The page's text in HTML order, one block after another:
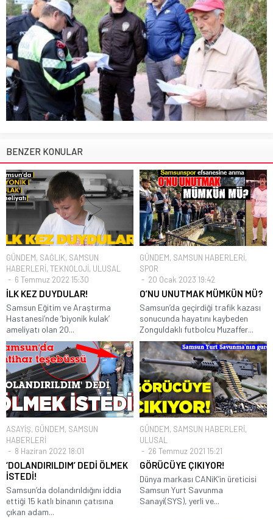
BENZER KONULAR
GÜNDEM, SAĞLIK, SAMSUN
HABERLERİ, TEKNOLOJİ, ULUSAL
6 Temmuz 2022 15:30
İLK KEZ DUYDULAR!
Samsun Eğitim ve Araştırma
Hastanesi’nde ‘biyonik kulak’
ameliyatı olan 20...
GÜNDEM, SAMSUN HABERLERİ,
SPOR
20 Ocak 2023 19:42
O’NU UNUTMAK MÜMKÜN MÜ?
Samsun’da geçirdiği trafik kazası
sonucunda hayatını kaybeden
Zonguldaklı futbolcu Muzaffer...
ASAYİŞ, GÜNDEM, SAMSUN
HABERLERİ
8 Haziran 2022 18:01
‘DOLANDIRILDIM’ DEDİ ÖLMEK
İSTEDİ!
Samsun’da dolandırıldığını iddia
ettiği 15 katlı binanın çatısına
çıkan adam...
GÜNDEM, SAMSUN HABERLERİ,
ULUSAL
26 Temmuz 2021 15:21
GÖRÜCÜYE ÇIKIYOR!
Dünya markası CANiK’in üreticisi
Samsun Yurt Savunma
Sanayi(SYS), yerli ve...